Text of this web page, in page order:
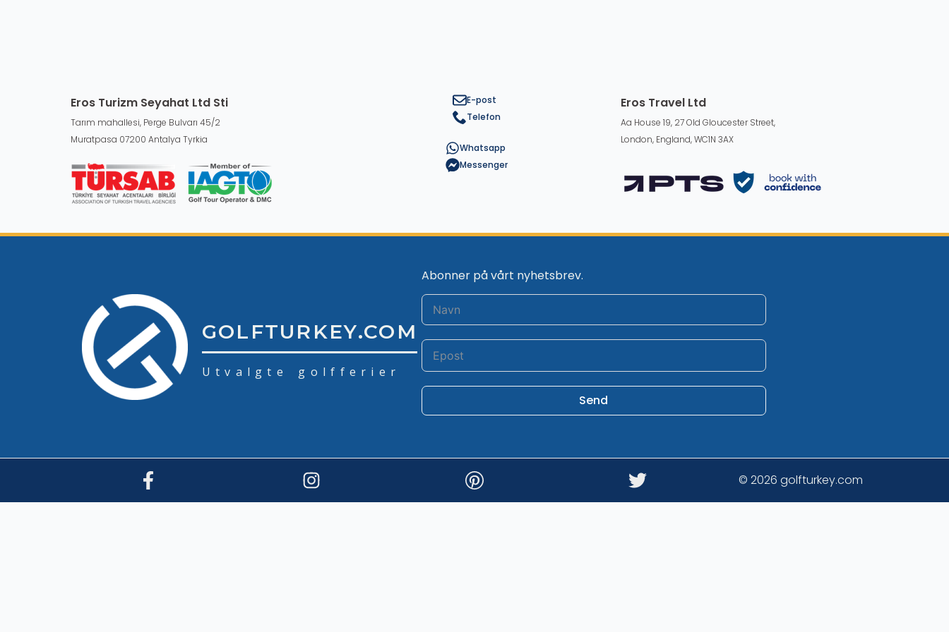
Eros Turizm Seyahat Ltd Sti
Tarım mahallesi, Perge Bulvarı 45/2
Muratpasa 07200 Antalya Tyrkia
E-post
Telefon
Whatsapp
Messenger
Eros Travel Ltd
Aa House 19, 27 Old Gloucester Street,
London, England, WC1N 3AX
GOLFTURKEY.COM
Utvalgte golfferier
Abonner på vårt nyhetsbrev.
Send
© 2026 golfturkey.com